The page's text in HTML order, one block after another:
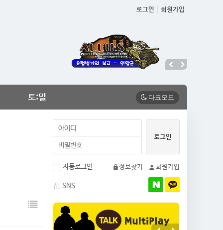
로그인 회원가입
토:밀
자동로그인 정보찾기 회원가입
SNS